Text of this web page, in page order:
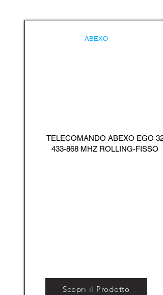
ABEXO
TELECOMANDO ABEXO EGO 32
433-868 MHZ ROLLING-FISSO
Scopri il Prodotto